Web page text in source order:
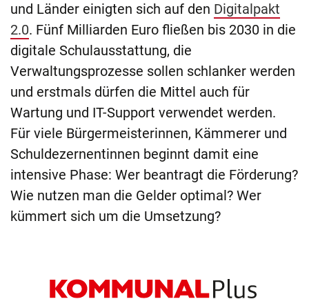
und Länder einigten sich auf den Digitalpakt
2.0. Fünf Milliarden Euro fließen bis 2030 in die
digitale Schulausstattung, die
Verwaltungsprozesse sollen schlanker werden
und erstmals dürfen die Mittel auch für
Wartung und IT-Support verwendet werden.
Für viele Bürgermeisterinnen, Kämmerer und
Schuldezernentinnen beginnt damit eine
intensive Phase: Wer beantragt die Förderung?
Wie nutzen man die Gelder optimal? Wer
kümmert sich um die Umsetzung?